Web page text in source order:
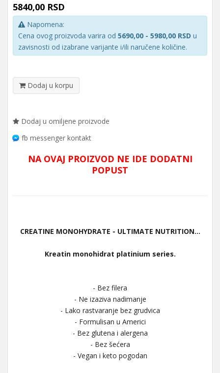
5840,00 RSD
Napomena:
Cena ovog proizvoda varira od 5690,00 - 5980,00 RSD u
zavisnosti od izabrane varijante i/ili naručene količine.
Dodaj u korpu
Dodaj u omiljene proizvode
fb messenger kontakt
NA OVAJ PROIZVOD NE IDE DODATNI
POPUST
CREATINE MONOHYDRATE - ULTIMATE NUTRITION...
Kreatin monohidrat platinium series.
- Bez filera
- Ne izaziva nadimanje
- Lako rastvaranje bez grudvica
- Formulisan u Americi
- Bez glutena i alergena
- Bez šećera
- Vegan i keto pogodan